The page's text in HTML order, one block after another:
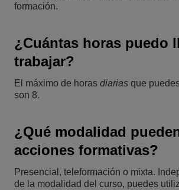
formación.
¿Cuántas horas puedo
trabajar?
El máximo de horas diarias que
son 8.
¿Qué modalidad
acciones formativas?
Presencial, teleformación o mixta.
de la modalidad del curso, puedes